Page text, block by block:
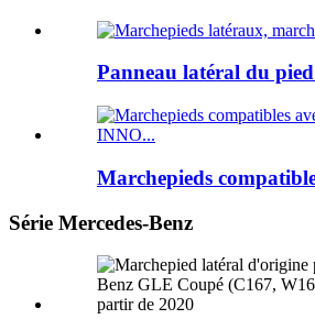
Panneau latéral du
Marchepieds
Série Mercedes-Benz